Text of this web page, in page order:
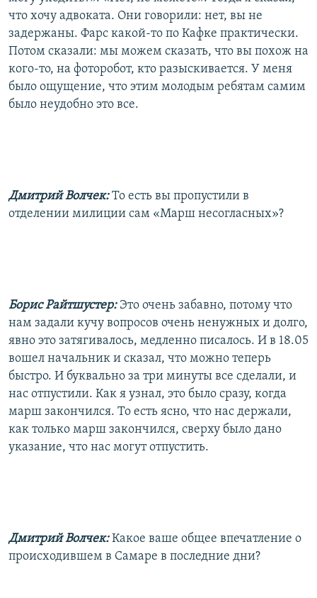
что хочу адвоката. Они говорили: нет, вы не
задержаны. Фарс какой-то по Кафке практически.
Потом сказали: мы можем сказать, что вы похож на
кого-то, на фоторобот, кто разыскивается. У меня
было ощущение, что этим молодым ребятам самим
было неудобно это все.
Дмитрий Волчек:То есть вы пропустили в
отделении милиции сам «Марш несогласных»?
Борис Райтшустер: Это очень забавно, потому что
нам задали кучу вопросов очень ненужных и долго,
явно это затягивалось, медленно писалось. И в 18.05
вошел начальник и сказал, что можно теперь
быстро. И буквально за три минуты все сделали, и
нас отпустили. Как я узнал, это было сразу, когда
марш закончился. То есть ясно, что нас держали,
как только марш закончился, сверху было дано
указание, что нас могут отпустить.
Дмитрий Волчек:Какое ваше общее впечатление о
происходившем в Самаре в последние дни?